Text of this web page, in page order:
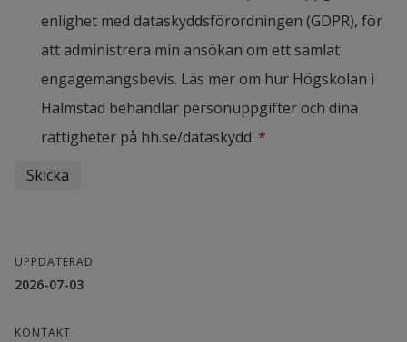
enlighet med dataskyddsförordningen (GDPR), för
att administrera min ansökan om ett samlat
engagemangsbevis. Läs mer om hur Högskolan i
Halmstad behandlar personuppgifter och dina
rättigheter på hh.se/dataskydd. *
UPPDATERAD
2026-07-03
KONTAKT